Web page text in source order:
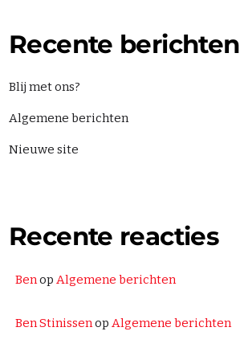
Non Stop
THE BEST HITS NON STOP
Recente berichten
Blij met ons?
Algemene berichten
Nieuwe site
Recente reacties
Benop Algemene berichten
Ben Stinissenop Algemene berichten